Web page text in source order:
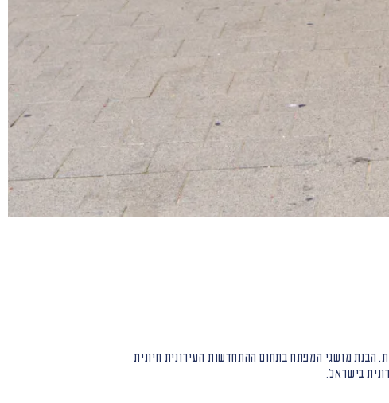
מושגי המפתח בתחום ההתחדשות העירונית חיונית
בישראל.